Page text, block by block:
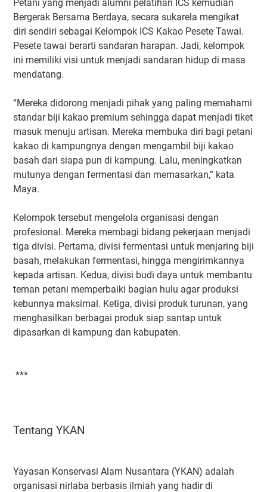
Petani yang menjadi alumni pelatihan ICS kemudian
Bergerak Bersama Berdaya, secara sukarela mengikat
diri sendiri sebagai Kelompok ICS Kakao Pesete Tawai.
Pesete tawai berarti sandaran harapan. Jadi, kelompok
ini memiliki visi untuk menjadi sandaran hidup di masa
mendatang.
“Mereka didorong menjadi pihak yang paling memahami
standar biji kakao premium sehingga dapat menjadi tiket
masuk menuju artisan. Mereka membuka diri bagi petani
kakao di kampungnya dengan mengambil biji kakao
basah dari siapa pun di kampung. Lalu, meningkatkan
mutunya dengan fermentasi dan memasarkan,” kata
Maya.
Kelompok tersebut mengelola organisasi dengan
profesional. Mereka membagi bidang pekerjaan menjadi
tiga divisi. Pertama, divisi fermentasi untuk menjaring biji
basah, melakukan fermentasi, hingga mengirimkannya
kepada artisan. Kedua, divisi budi daya untuk membantu
teman petani memperbaiki bagian hulu agar produksi
kebunnya maksimal. Ketiga, divisi produk turunan, yang
menghasilkan berbagai produk siap santap untuk
dipasarkan di kampung dan kabupaten.
***
Tentang YKAN
Yayasan Konservasi Alam Nusantara (YKAN) adalah
organisasi nirlaba berbasis ilmiah yang hadir di